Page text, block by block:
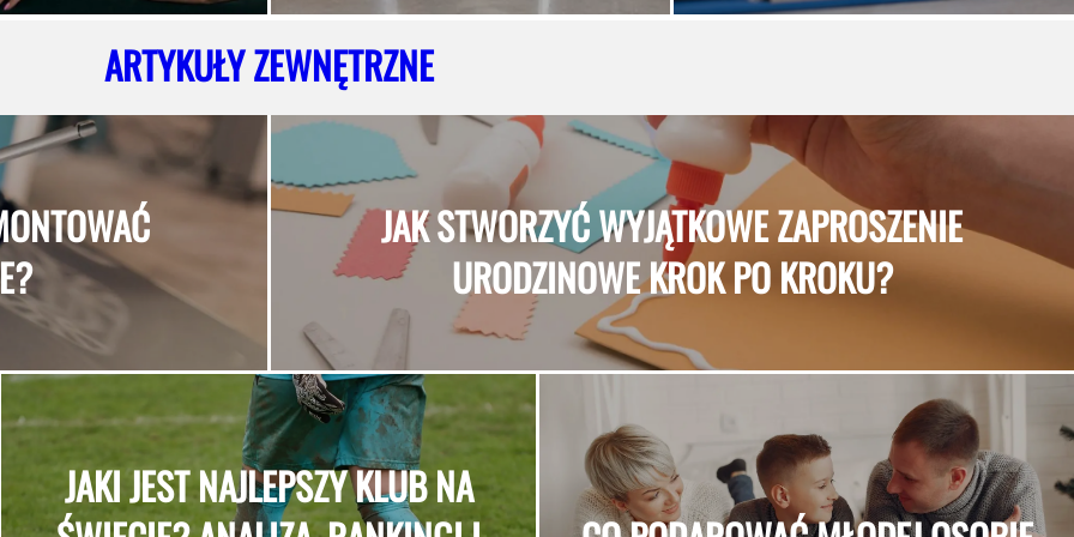
ARTYKUŁY ZEWNĘTRZNE
JAK STWORZYĆ WYJĄTKOWE ZAPROSZENIE
URODZINOWE KROK PO KROKU?
JAKI JEST NAJLEPSZY KLUB NA